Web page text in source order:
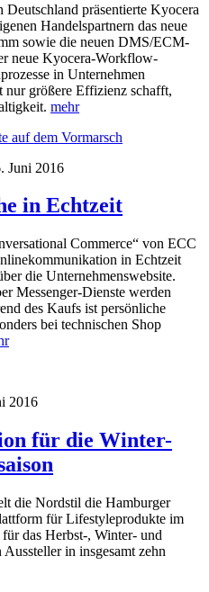
präsentierte Kyocera
Handelspartnern das neue
sowie die neuen DMS/ECM-
neue Kyocera-Workflow-
in Unternehmen
nur größere Effizienz schafft,
mehr
Juni 2016
in Echtzeit
Commerce“ von ECC
in Echtzeit
die Unternehmenswebsite.
Messenger-Dienste werden
des Kaufs ist persönliche
bei technischen Shop
2016
für die Winter-
die Nordstil die Hamburger
für Lifestyleprodukte im
das Herbst-, Winter- und
in insgesamt zehn